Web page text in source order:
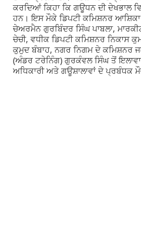
ਕਰਦਿਆਂ ਕਿਹਾ ਕਿ ਗਊਧਨ ਦੀ ਦੇਖਭਾਲ
ਹਨ। ਇਸ ਮੌਕੇ ਡਿਪਟੀ ਕਮਿਸ਼ਨਰ
ਚੇਅਰਮੈਨ ਗੁਰਬਿੰਦਰ ਸਿੰਘ ਪਾਬਲਾ,
ਚੇਚੀ, ਵਧੀਕ ਡਿਪਟੀ ਕਮਿਸ਼ਨਰ ਨਿਕਾਸ
ਕੁਮੁਦ ਬੰਬਾਹ, ਨਗਰ ਨਿਗਮ ਦੇ ਕਮਿਸ਼ਨਰ
(ਅੰਡਰ ਟਰੇਨਿੰਗ) ਗੁਰਕੰਵਲ ਸਿੰਘ ਤੋਂ
ਅਧਿਕਾਰੀ ਅਤੇ ਗਊਸ਼ਾਲਾਵਾਂ ਦੇ ਪ੍ਰਬੰਧਕ